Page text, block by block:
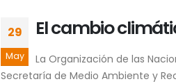
29
May
El cambio
La Organización de las
Secretaría de Medio Ambiente y